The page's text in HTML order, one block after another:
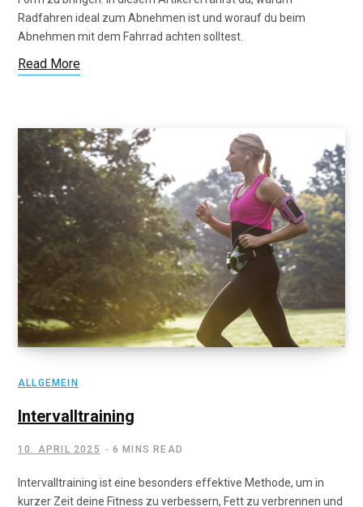
Radfahren ideal zum Abnehmen ist und worauf du beim
Abnehmen mit dem Fahrrad achten solltest.
Read More
ALLGEMEIN
Intervalltraining
10. APRIL 2025 6 MINS READ
Intervalltraining ist eine besonders effektive Methode, um in
kurzer Zeit deine Fitness zu verbessern, Fett zu verbrennen und